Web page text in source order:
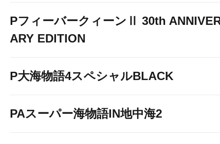
PフィーバークィーンⅡ 30th
ARY EDITION
P大海物語4スペシャルBLACK
PAスーパー海物語IN地中海2